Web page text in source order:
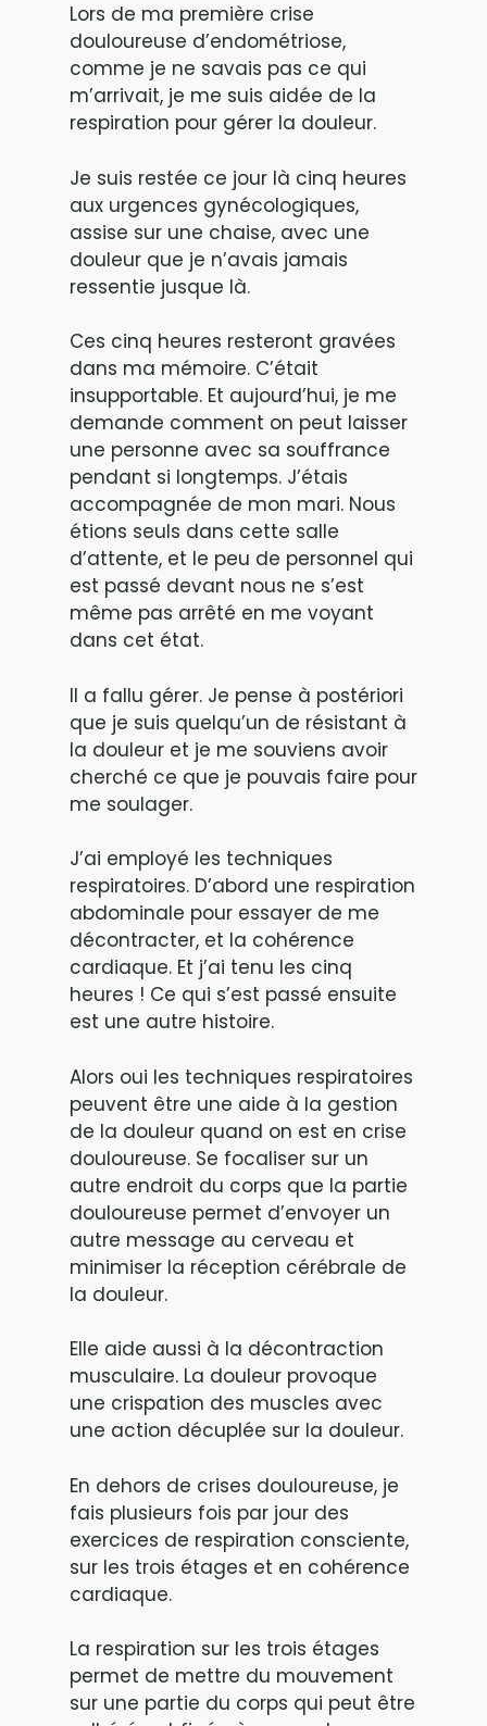
Lors de ma première crise
douloureuse d’endométriose,
comme je ne savais pas ce qui
m’arrivait, je me suis aidée de la
respiration pour gérer la douleur.
Je suis restée ce jour là cinq heures
aux urgences gynécologiques,
assise sur une chaise, avec une
douleur que je n’avais jamais
ressentie jusque là.
Ces cinq heures resteront gravées
dans ma mémoire. C’était
insupportable. Et aujourd’hui, je me
demande comment on peut laisser
une personne avec sa souffrance
pendant si longtemps. J’étais
accompagnée de mon mari. Nous
étions seuls dans cette salle
d’attente, et le peu de personnel qui
est passé devant nous ne s’est
même pas arrêté en me voyant
dans cet état.
Il a fallu gérer. Je pense à postériori
que je suis quelqu’un de résistant à
la douleur et je me souviens avoir
cherché ce que je pouvais faire pour
me soulager.
J’ai employé les techniques
respiratoires. D’abord une respiration
abdominale pour essayer de me
décontracter, et la cohérence
cardiaque. Et j’ai tenu les cinq
heures ! Ce qui s’est passé ensuite
est une autre histoire.
Alors oui les techniques respiratoires
peuvent être une aide à la gestion
de la douleur quand on est en crise
douloureuse. Se focaliser sur un
autre endroit du corps que la partie
douloureuse permet d’envoyer un
autre message au cerveau et
minimiser la réception cérébrale de
la douleur.
Elle aide aussi à la décontraction
musculaire. La douleur provoque
une crispation des muscles avec
une action décuplée sur la douleur.
En dehors de crises douloureuse, je
fais plusieurs fois par jour des
exercices de respiration consciente,
sur les trois étages et en cohérence
cardiaque.
La respiration sur les trois étages
permet de mettre du mouvement
sur une partie du corps qui peut être